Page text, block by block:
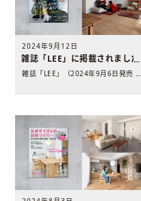
2024年9月12日
雑誌「LEE」に掲載されました
雑誌「LEE」（2024年9月6日発売 集英社発行）に弊社の..